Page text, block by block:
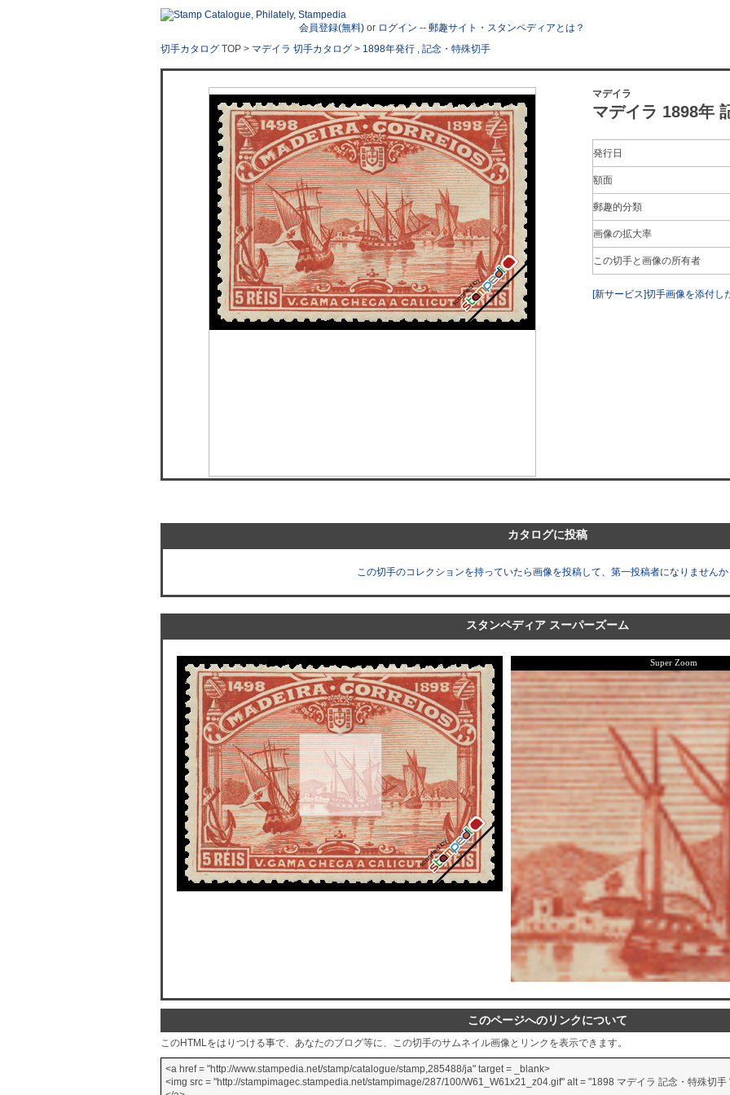
会員登録(無料) or ログイン -- 郵趣サイト・スタンペディアとは？
切手カタログ TOP > マデイラ 切手カタログ > 1898年発行 , 記念・特殊切手
マデイラ
マデイラ 1898年
発行日
額面
郵趣的分類
画像の拡大率
この切手と画像の所有者
[新サービス]切手画像を添付し
カタログに投稿
この切手のコレクションを持っていたら画像を投稿して、第一投稿者になりません
スタンペディア スーパーズーム
このページへのリンクについて
このHTMLをはりつける事で、あなたのブログ等に、この切手のサムネイル画像とリンクを表示できます。